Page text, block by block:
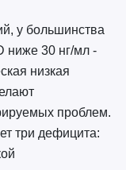
у большинства
ниже 30 нг/мл -
низкая
проблем.
три дефицита: